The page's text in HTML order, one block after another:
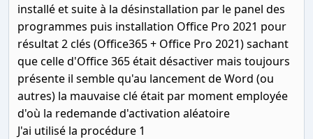
installé et suite à la désinstallation par le panel des
programmes puis installation Office Pro 2021 pour
résultat 2 clés (Office365 + Office Pro 2021) sachant
que celle d'Office 365 était désactiver mais toujours
présente il semble qu'au lancement de Word (ou
autres) la mauvaise clé était par moment employée
d'où la redemande d'activation aléatoire
J'ai utilisé la procédure 1